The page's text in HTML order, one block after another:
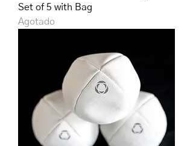
Set of 5 with Bag
Agotado